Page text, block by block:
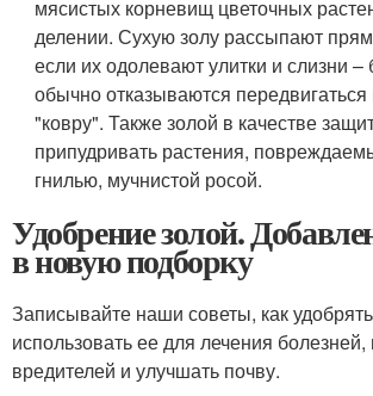
мясистых корневищ цветочных
делении. Сухую золу рассыпают
если их одолевают улитки и слизни
обычно отказываются передвигаться
"ковру". Также золой в качестве
припудривать растения,
гнилью, мучнистой росой.
Удобрение золой.
в новую подборку
Записывайте наши советы, как
использовать ее для лечения болезней,
вредителей и улучшать почву.